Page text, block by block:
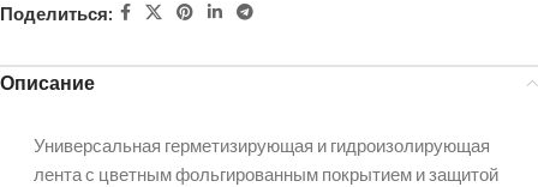
Поделиться:
Описание
Универсальная герметизирующая и гидроизолирующая
лента с цветным фольгированным покрытием и защитой